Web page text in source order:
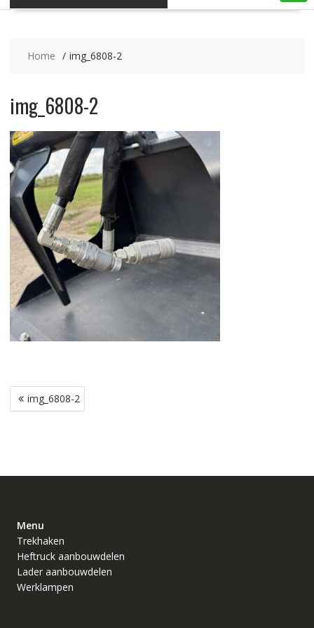
Home img_6808-2
img_6808-2
Bericht
navigatie
img_6808-2
Menu
Trekhaken
Heftruck aanbouwdelen
Lader aanbouwdelen
Werklampen